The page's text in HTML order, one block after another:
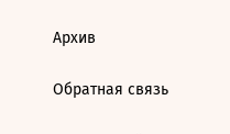
Архив
Обратная связь